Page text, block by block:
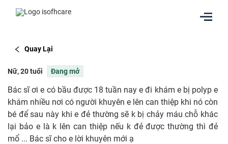
Quay Lại
Nữ, 20 tuổi Đang mở
Bác sĩ ơi e có bầu được 18 tuần nay e đi khám e bị polyp e
khám nhiều nơi có người khuyên e lên can thiệp khi nó còn
bé để sau này khi e đẻ thường sẽ k bị chảy máu chỗ khác
lại bảo e là k lên can thiệp nếu k đẻ được thường thì đẻ
mổ ... Bác sĩ cho e lời khuyên mới ạ